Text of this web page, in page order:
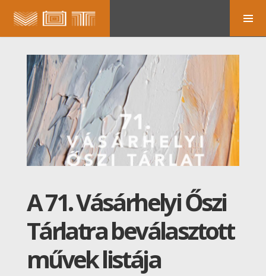
A 71. Vásárhelyi Őszi
Tárlatra beválasztott
művek listája